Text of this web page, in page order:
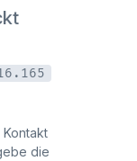
Kontakt
die